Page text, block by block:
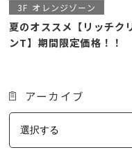
3F オレンジゾーン
夏のオススメ【リッチク
ンT】期間限定価格！！
アーカイブ